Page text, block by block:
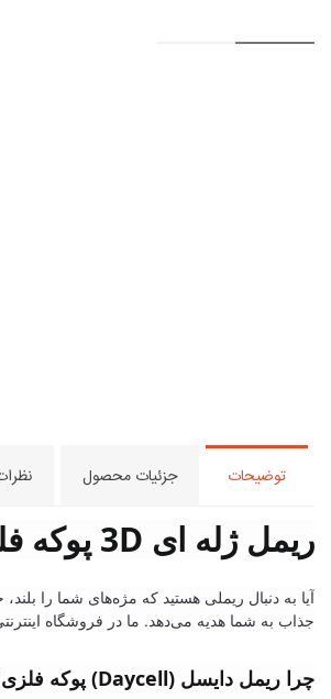
توضیحات جزئیات محصول
ریمل ژله ای 3D پوکه فلزی دایسل (Deycall) – معجزه زیبایی چشمان شما
آیا به دنبال ریملی هستید که مژه‌های شما را
جذاب به شما هدیه می‌دهد. ما در فروشگاه
چرا ریمل دایسل (Daycell) پوکه فلزی؟